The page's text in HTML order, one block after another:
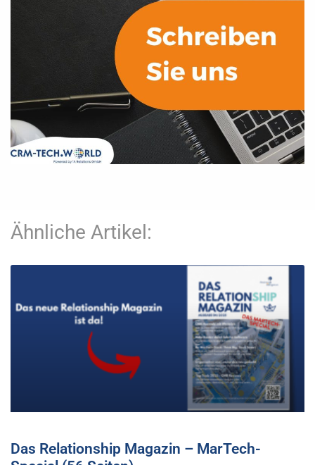
Ähnliche Artikel:
Das Relationship Magazin – MarTech-